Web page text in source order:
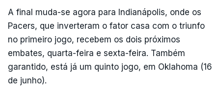
A final muda-se agora para Indianápolis, onde os
Pacers, que inverteram o fator casa com o triunfo
no primeiro jogo, recebem os dois próximos
embates, quarta-feira e sexta-feira. Também
garantido, está já um quinto jogo, em Oklahoma (16
de junho).